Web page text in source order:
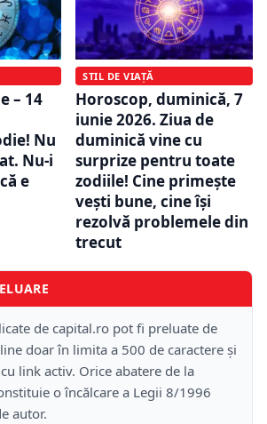
– 14
Nu
Nu-i
e
STIL DE VIAȚĂ
Horoscop, duminică, 7
iunie 2026. Ziua de
duminică vine cu
surprize pentru toate
zodiile! Cine primește
vești bune, cine își
rezolvă problemele din
trecut
de capital.ro pot fi preluate de
doar în limita a 500 de caractere și
link activ. Orice abatere de la
o încălcare a Legii 8/1996
autor.